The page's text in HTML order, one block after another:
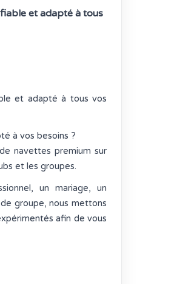
et adapté à tous
et adapté à tous vos
à vos besoins ?
navettes premium sur
et les groupes.
un mariage, un
groupe, nous mettons
afin de vous